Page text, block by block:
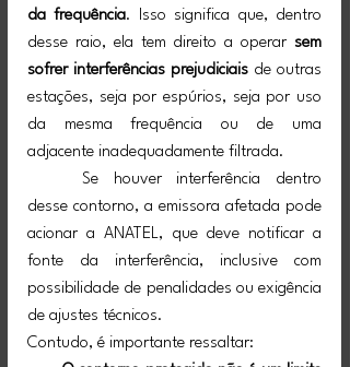
da frequência. Isso significa que, dentro
desse raio, ela tem direito a operar sem
sofrer interferências prejudiciais de outras
estações, seja por espúrios, seja por uso
da mesma frequência ou de uma
adjacente inadequadamente filtrada.
desse contorno, a emissora afetada pode
acionar a ANATEL, que deve notificar a
fonte da interferência, inclusive com
possibilidade de penalidades ou exigência
de ajustes técnicos.
Contudo, é importante ressaltar: